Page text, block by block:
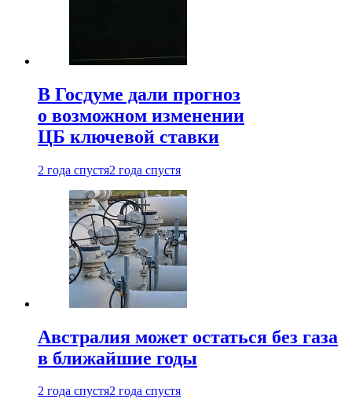
В Госдуме дали прогноз
о возможном изменении
ЦБ ключевой ставки
2 года спустя2 года спустя
Австралия может остаться без газа
в ближайшие годы
2 года спустя2 года спустя